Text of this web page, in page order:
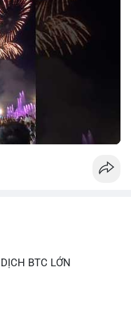
có khả năng chi
ảnh hưởng đến tỷ lệ
tiêu dùng chuyển
BTC LỚN